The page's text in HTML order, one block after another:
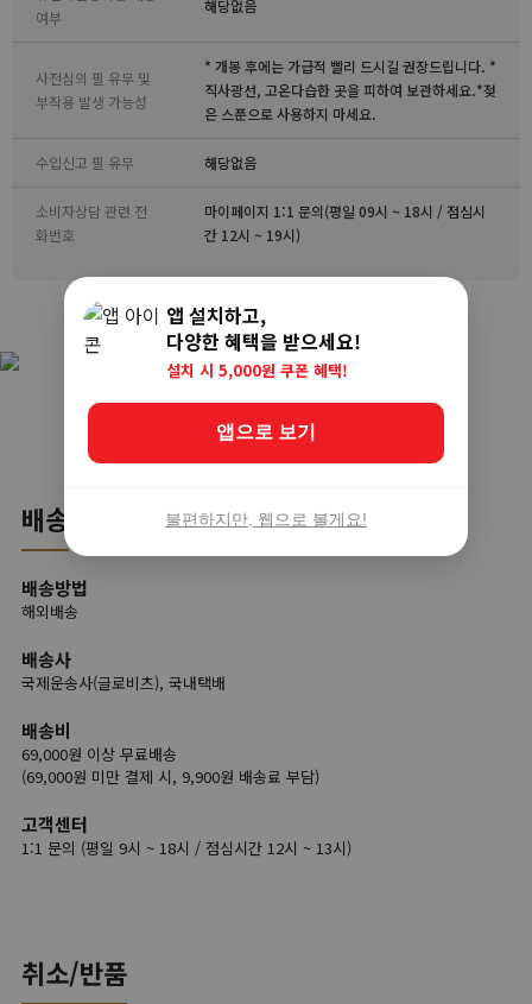
여부
해당없음
사전심의 필 유무 및
부작용 발생 가능성
* 개봉 후에는 가급적 빨리 드시길 권장드립니다. *
직사광선, 고온다습한 곳을 피하여 보관하세요.*젖
은 스푼으로 사용하지 마세요.
수입신고 필 유무 해당없음
소비자상담 관련 전
화번호
마이페이지 1:1 문의(평일 09시 ~ 18시 / 점심시
간 12시 ~ 19시)
배송
배송방법
해외배송
배송사
국제운송사(글로비츠), 국내택배
배송비
69,000원 이상 무료배송
(69,000원 미만 결제 시, 9,900원 배송료 부담)
고객센터
1:1 문의 (평일 9시 ~ 18시 / 점심시간 12시 ~ 13시)
취소/반품
앱 설치하고,
다양한 혜택을 받으세요!
설치 시 5,000원 쿠폰 혜택!
앱으로 보기
불편하지만, 웹으로 볼게요!